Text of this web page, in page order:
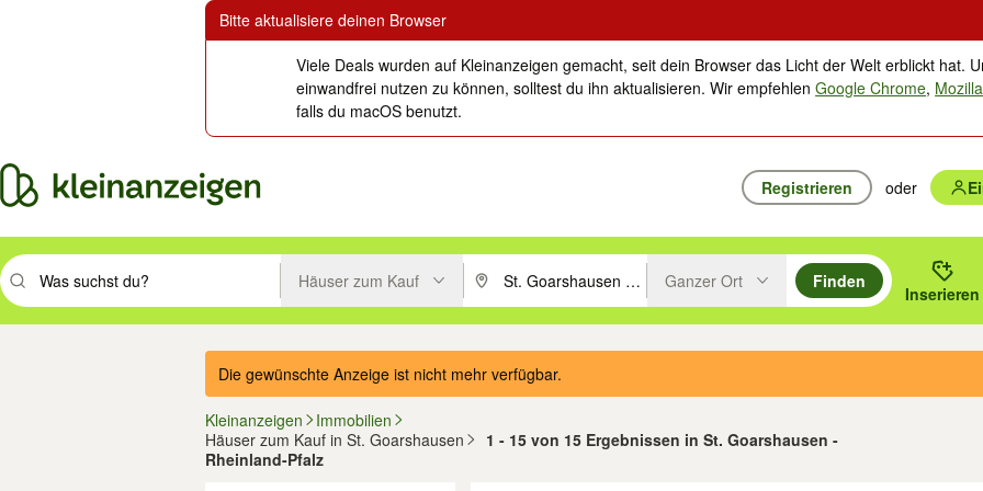
Bitte aktualisiere deinen Browser
Viele Deals wurden auf Kleinanzeigen gemacht, seit dein Browser das Licht der Welt erblickt hat.
einwandfrei nutzen zu können, solltest du ihn aktualisieren. Wir empfehlenGoogle Chrome,
falls du macOS benutzt.
Registrieren oder
Suchbegriff eingeben. Eingabetaste drücken um zu suchen, oder Vorschläge mit den Pfeiltasten nach oben/unten durchsuchen und mit
Häuser zum Kauf PLZ oder Ort eingeben. Eingabetaste drücken um zu suchen, oder
Ganzer Ort
Finden
Inserieren
Die gewünschte Anzeige ist nicht mehr verfügbar.
Kleinanzeigen
Immobilien
Häuser zum Kauf in St. Goarshausen
1 - 15 von 15 Ergebnissen in St. Goarshausen -
Rheinland-Pfalz